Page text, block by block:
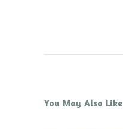
You May Also Like